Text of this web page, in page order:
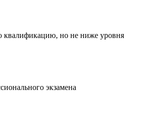
квалификацию, но не ниже уровня
экзамена